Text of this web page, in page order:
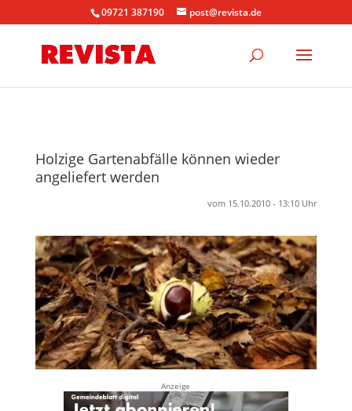
09721 387190 post@revista.de
Holzige Gartenabfälle können wieder
angeliefert werden
vom 15.10.2010 - 13:10 Uhr
Anzeige